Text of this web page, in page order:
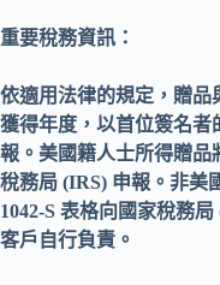
重要稅務資訊：
依適用法律的規定，贈品
獲得年度，以首位簽名者
報。美國籍人士所得贈品
稅務局 (IRS) 申報。非美
1042-S 表格向國家稅務
客戶自行負責。